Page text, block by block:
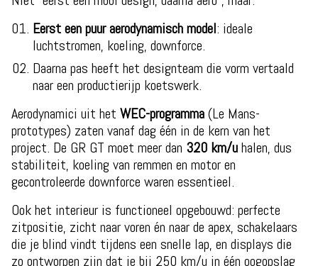
Eerst een puur aerodynamisch model: ideale
luchtstromen, koeling, downforce.
Daarna pas heeft het designteam die vorm vertaald
naar een productierijp koetswerk.
Aerodynamici uit het WEC-programma(Le Mans-
prototypes) zaten vanaf dag één in de kern van het
project. De GR GT moet meer dan 320 km/uhalen, dus
stabiliteit, koeling van remmen en motor en
gecontroleerde downforce waren essentieel.
Ook het interieur is functioneel opgebouwd: perfecte
zitpositie, zicht naar voren én naar de apex, schakelaars
die je blind vindt tijdens een snelle lap, en displays die
zo ontworpen zijn dat je bij 250 km/u in één oogopslag